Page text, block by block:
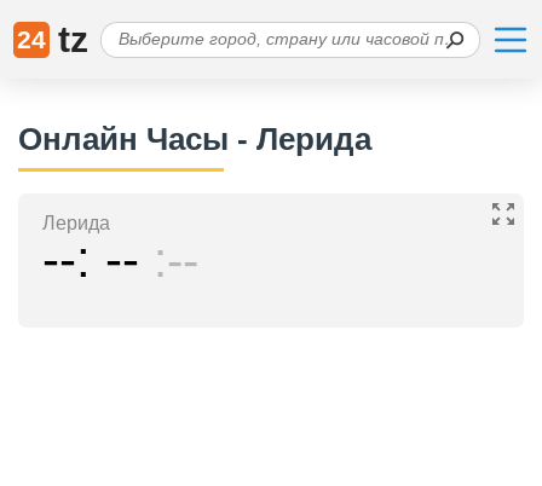
24 tz
Онлайн Часы - Лерида
Лерида
-- -- --